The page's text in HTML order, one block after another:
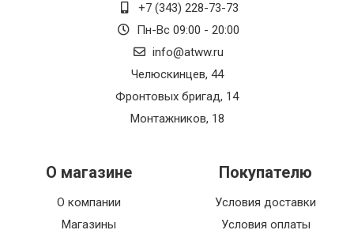
+7 (343) 228-73-73
Пн-Вс 09:00 - 20:00
info@atww.ru
Челюскинцев, 44
Фронтовых бригад, 14
Монтажников, 18
О магазине
О компании
Магазины
Покупателю
Условия доставки
Условия оплаты